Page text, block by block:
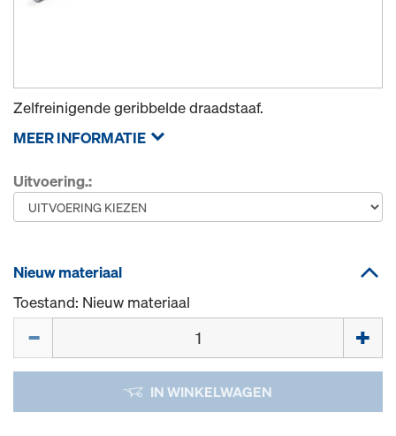
Zelfreinigende geribbelde draadstaaf.
MEER INFORMATIE
Uitvoering.:
Nieuw materiaal
Toestand: Nieuw materiaal
IN WINKELWAGEN